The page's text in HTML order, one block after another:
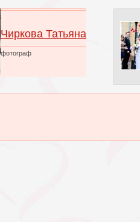
Чиркова Татьяна
фотограф